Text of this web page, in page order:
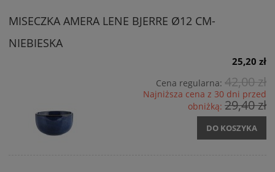
MISECZKA AMERA LENE BJERRE Ø12 CM-
NIEBIESKA
25,20 zł
Cena regularna: 42,00 zł
Najniższa cena z 30 dni przed
obniżką: 29,40 zł
DO KOSZYKA